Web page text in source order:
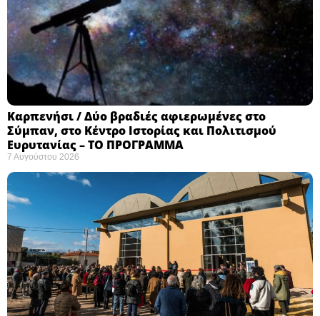
Καρπενήσι / Δύο βραδιές αφιερωμένες στο
Σύμπαν, στο Κέντρο Ιστορίας και Πολιτισμού
Ευρυτανίας – ΤΟ ΠΡΟΓΡΑΜΜΑ
7 Αυγούστου 2026